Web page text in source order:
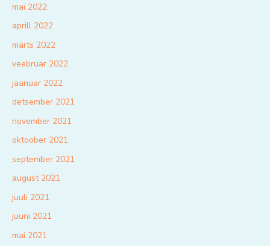
mai 2022
aprill 2022
märts 2022
veebruar 2022
jaanuar 2022
detsember 2021
november 2021
oktoober 2021
september 2021
august 2021
juuli 2021
juuni 2021
mai 2021